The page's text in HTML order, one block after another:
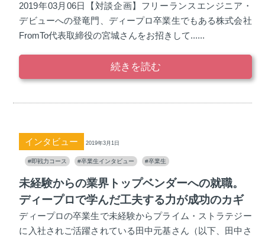
2019年03月06日【対談企画】フリーランスエンジニア・
デビューへの登竜門、ディープロ卒業生でもある株式会社
FromTo代表取締役の宮城さんをお招きして......
続きを読む
インタビュー 2019年3月1日
#即戦力コース #卒業生インタビュー #卒業生
未経験からの業界トップベンダーへの就職。
ディープロで学んだ工夫する力が成功のカギ
ディープロの卒業生で未経験からプライム・ストラテジー
に入社されご活躍されている田中元基さん（以下、田中さ